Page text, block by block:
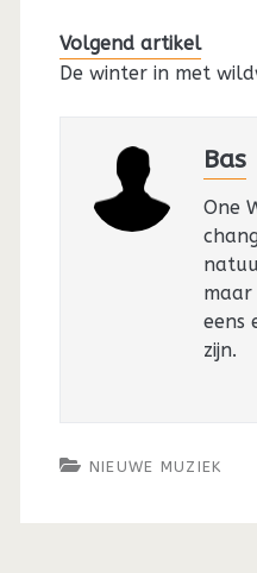
Volgend artikel
De winter in met
Bas
One
eens
zijn.
NIEUWE MUZIEK